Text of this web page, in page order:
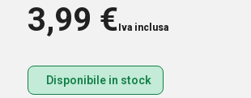
3,99 € Iva inclusa
Disponibile in stock